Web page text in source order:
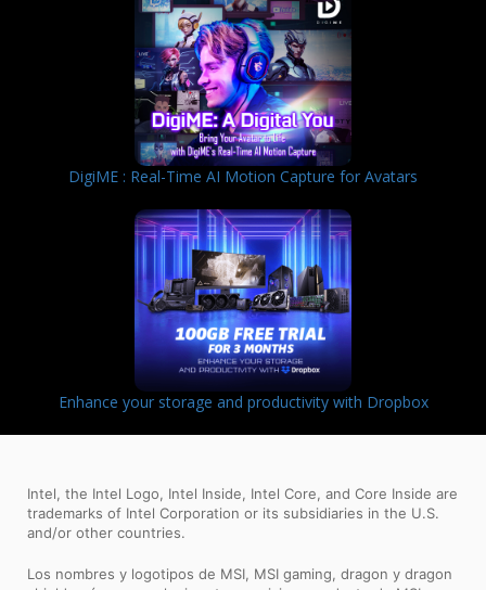
DigiME : Real-Time AI Motion Capture for Avatars
Enhance your storage and productivity with Dropbox
Intel, the Intel Logo, Intel Inside, Intel Core, and Core Inside are
trademarks of Intel Corporation or its subsidiaries in the U.S.
and/or other countries.
Los nombres y logotipos de MSI, MSI gaming, dragon y dragon